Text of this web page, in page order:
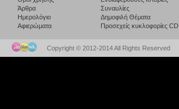
Άρθρα
Ημερολόγιο
Αφιερώματα
Συναυλίες
Δημοφιλή Θέματα
Προσεχείς κυκλοφορίες CD
Copyright © 2012-2014 All Rights Reserved